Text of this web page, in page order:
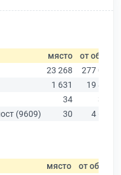
място от общо
23 268
277 019
1 631
19 882
34
369
(9609)
30 4 619
място от общо